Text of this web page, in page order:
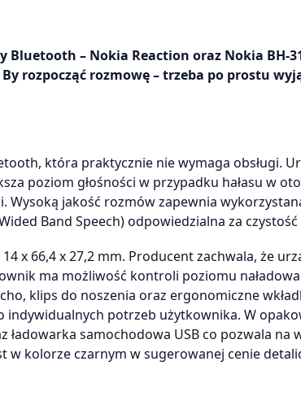
– Nokia Reaction oraz Nokia BH-
rozpocząć rozmowę – trzeba po prostu
która praktycznie nie wymaga obsługi.
poziom głośności w przypadku hałasu w
jakość rozmów zapewnia
Band Speech) odpowiedzialna za
x 66,4 x 27,2 mm. Producent zachwala, że
ma możliwość kontroli poziomu
klips do noszenia oraz ergonomiczne
potrzeb użytkownika. W
ładowarka samochodowa USB co pozwala na
kolorze czarnym w sugerowanej cenie